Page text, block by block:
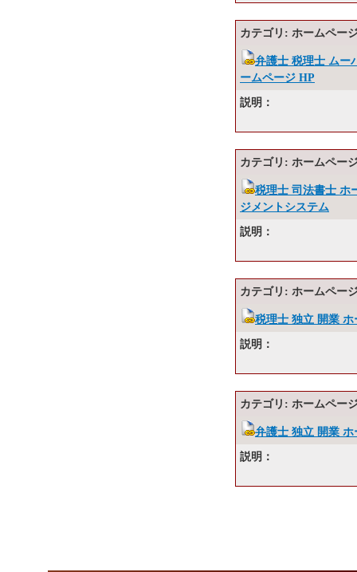
カテゴリ: ホームペー
弁護士 税理士 ムー
ームページ HP
説明：
カテゴリ: ホームペー
税理士 司法書士 ホ
ジメントシステム
説明：
カテゴリ: ホームペー
税理士 独立 開業
説明：
カテゴリ: ホームペー
弁護士 独立 開業
説明：